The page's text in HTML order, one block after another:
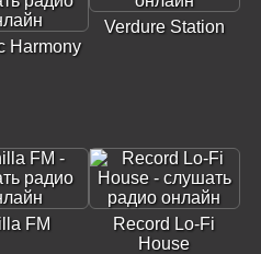
Harmony
Verdure Station
FM
Record Lo-Fi
House